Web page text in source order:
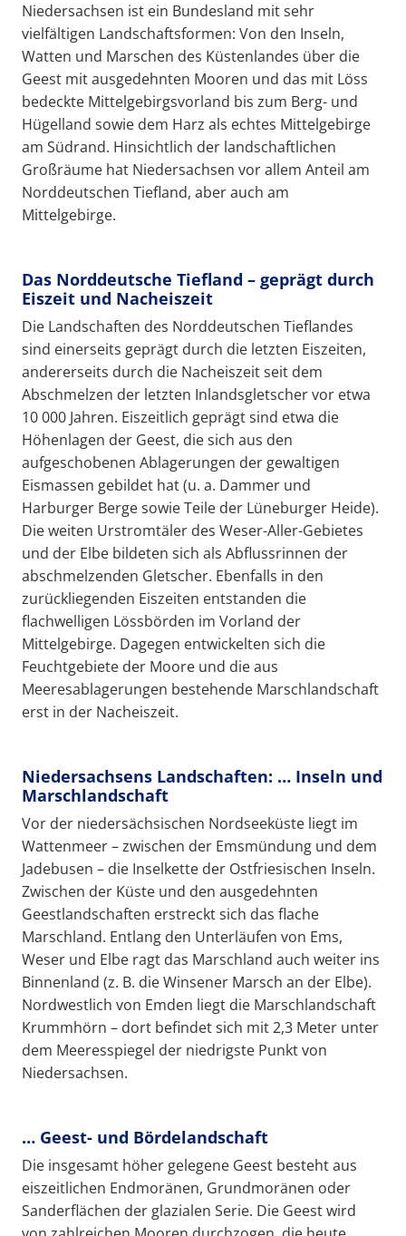
Niedersachsen ist ein Bundesland mit sehr
vielfältigen Landschaftsformen: Von den Inseln,
Watten und Marschen des Küstenlandes über die
Geest mit ausgedehnten Mooren und das mit Löss
bedeckte Mittelgebirgsvorland bis zum Berg- und
Hügelland sowie dem Harz als echtes Mittelgebirge
am Südrand. Hinsichtlich der landschaftlichen
Großräume hat Niedersachsen vor allem Anteil am
Norddeutschen Tiefland, aber auch am
Mittelgebirge.
Das Norddeutsche Tiefland – geprägt durch
Eiszeit und Nacheiszeit
Die Landschaften des Norddeutschen Tieflandes
sind einerseits geprägt durch die letzten Eiszeiten,
andererseits durch die Nacheiszeit seit dem
Abschmelzen der letzten Inlandsgletscher vor etwa
10 000 Jahren. Eiszeitlich geprägt sind etwa die
Höhenlagen der Geest, die sich aus den
aufgeschobenen Ablagerungen der gewaltigen
Eismassen gebildet hat (u. a. Dammer und
Harburger Berge sowie Teile der Lüneburger Heide).
Die weiten Urstromtäler des Weser-Aller-Gebietes
und der Elbe bildeten sich als Abflussrinnen der
abschmelzenden Gletscher. Ebenfalls in den
zurückliegenden Eiszeiten entstanden die
flachwelligen Lössbörden im Vorland der
Mittelgebirge. Dagegen entwickelten sich die
Feuchtgebiete der Moore und die aus
Meeresablagerungen bestehende Marschlandschaft
erst in der Nacheiszeit.
Niedersachsens Landschaften: … Inseln und
Marschlandschaft
Vor der niedersächsischen Nordseeküste liegt im
Wattenmeer – zwischen der Emsmündung und dem
Jadebusen – die Inselkette der Ostfriesischen Inseln.
Zwischen der Küste und den ausgedehnten
Geestlandschaften erstreckt sich das flache
Marschland. Entlang den Unterläufen von Ems,
Weser und Elbe ragt das Marschland auch weiter ins
Binnenland (z. B. die Winsener Marsch an der Elbe).
Nordwestlich von Emden liegt die Marschlandschaft
Krummhörn – dort befindet sich mit 2,3 Meter unter
dem Meeresspiegel der niedrigste Punkt von
Niedersachsen.
… Geest- und Bördelandschaft
Die insgesamt höher gelegene Geest besteht aus
eiszeitlichen Endmoränen, Grundmoränen oder
Sanderflächen der glazialen Serie. Die Geest wird